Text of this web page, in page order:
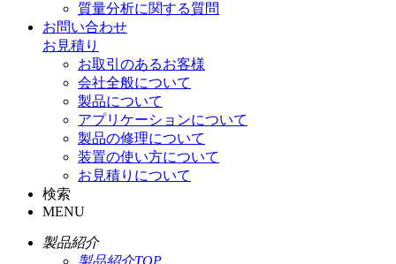
質量分析に関する質問
お問い合わせ
お見積り
お取引のあるお客様
会社全般について
製品について
アプリケーションについて
製品の修理について
装置の使い方について
お見積りについて
検索
MENU
製品紹介
製品紹介TOP